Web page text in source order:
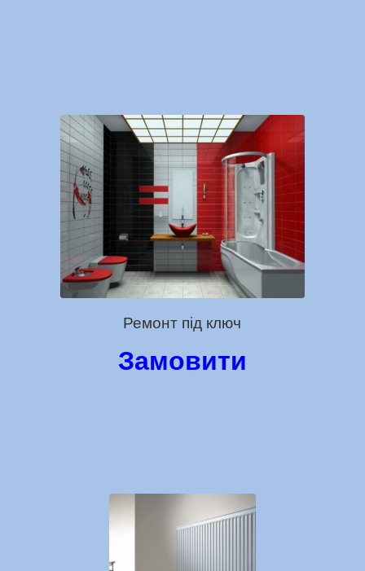
Ремонт під ключ
Замовити